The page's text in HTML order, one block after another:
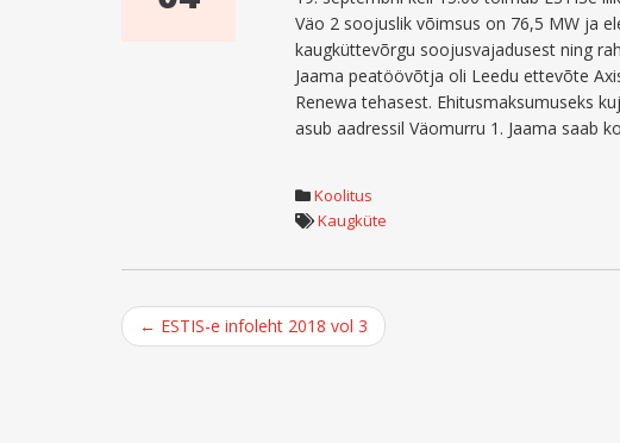
Väo 2 soojuslik võimsus on 76,5 MW ja
kaugküttevõrgu soojusvajadusest ning
Jaama peatöövõtja oli Leedu ettevõte
Renewa tehasest. Ehitusmaksumuseks
asub aadressil Väomurru 1. Jaama saab
Koolitus
Kaugküte
Post
← ESTIS-e infoleht 2018 vol 3